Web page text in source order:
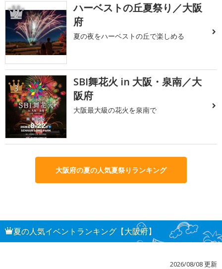
2
ハーベストの丘夏祭り／大阪
府
夏の夜をハーベストの丘で楽しめる
3
SBI舞花火 in 大阪・泉南／大
阪府
大阪最大級の花火を泉南で
大阪府の夏の人気夏祭りランキング
夏の人気イベントランキング【大阪府】
2026/08/08 更新